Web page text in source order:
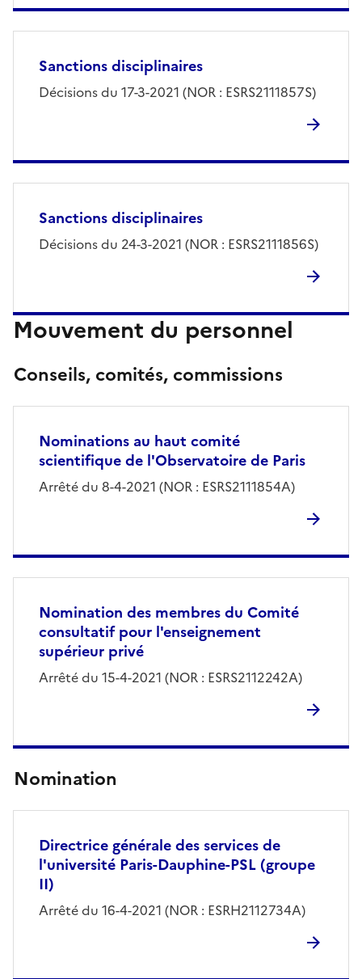
Sanctions disciplinaires
Décisions du 17-3-2021 (NOR : ESRS2111857S)
Sanctions disciplinaires
Décisions du 24-3-2021 (NOR : ESRS2111856S)
Mouvement du personnel
Conseils, comités, commissions
Nominations au haut comité
scientifique de l'Observatoire de Paris
Arrêté du 8-4-2021 (NOR : ESRS2111854A)
Nomination des membres du Comité
consultatif pour l'enseignement
supérieur privé
Arrêté du 15-4-2021 (NOR : ESRS2112242A)
Nomination
Directrice générale des services de
l'université Paris-Dauphine-PSL (groupe
II)
Arrêté du 16-4-2021 (NOR : ESRH2112734A)